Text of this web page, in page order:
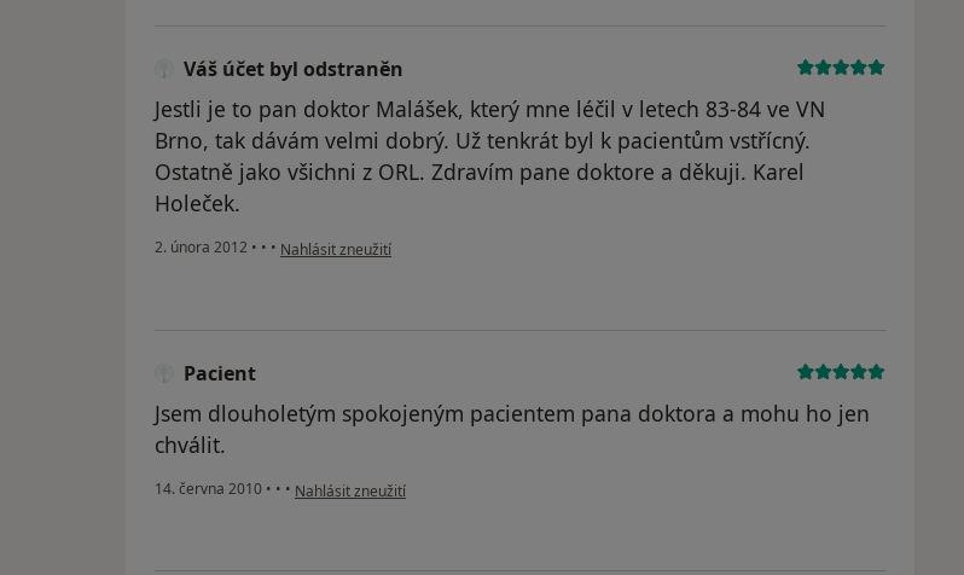
Váš účet byl odstraněn
Jestli je to pan doktor Malášek, který mne léčil v letech 83-84 ve VN
Brno, tak dávám velmi dobrý. Už tenkrát byl k pacientům vstřícný.
Ostatně jako všichni z ORL. Zdravím pane doktore a děkuji. Karel
Holeček.
2. února 2012 • • • podle názoru uživatele Váš účet byl odstraněn
Nahlásit zneužití
Pacient
Jsem dlouholetým spokojeným pacientem pana doktora a mohu ho jen
chválit.
14. června 2010 • • • podle názoru uživatele Pacient
Nahlásit zneužití